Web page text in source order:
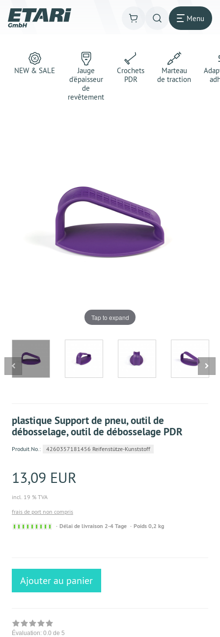
Menu
NEW & SALE
Jauge
d'épaisseur
de
revêtement
Crochets
PDR
Marteau
de traction
Tap to expand
plastique Support de pneu, outil de
débosselage, outil de débosselage PDR
Produit.No.: 4260357181456 Reifenstütze-Kunststoff
13,09 EUR
incl. 19 % TVA
frais de port non compris
Sofort
Délai de livraison 2-4 Tage Poids 0,2 kg
Ajouter au panier
Évaluation: 0.0 de 5